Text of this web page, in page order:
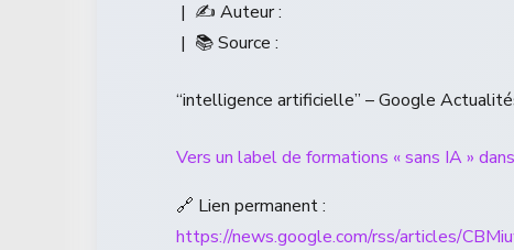
| ✍️ Auteur :
| 📚 Source :
“intelligence artificielle” – Google
Vers un label de formations « sans IA »
🔗 Lien permanent :
https://news.google.com/rss/articles/